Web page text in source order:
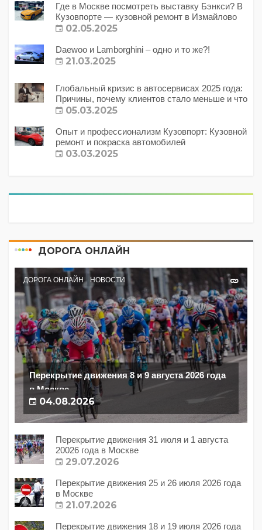
Где в Москве посмотреть выставку Бэнкси? В
Кузовпорте — кузовной ремонт в Измайлово
02.05.2025
Daewoo и Lamborghini – одно и то же?!
21.03.2025
Глобальный кризис в автосервисах 2025 года:
Причины, почему клиентов стало меньше и что
с этим делать?
05.03.2025
Опыт и профессионализм Кузовпорт: Кузовной
ремонт и покраска автомобилей
03.03.2025
ДОРОГА ОНЛАЙН
ДОРОГА ОНЛАЙН НОВОСТИ
Перекрытие движения 8 и 9 августа 2026 года
в Москве
04.08.2026
Перекрытие движения 31 июля и 1 августа
20026 года в Москве
29.07.2026
Перекрытие движения 25 и 26 июля 2026 года
в Москве
21.07.2026
Перекрытие движения 18 и 19 июля 2026 года